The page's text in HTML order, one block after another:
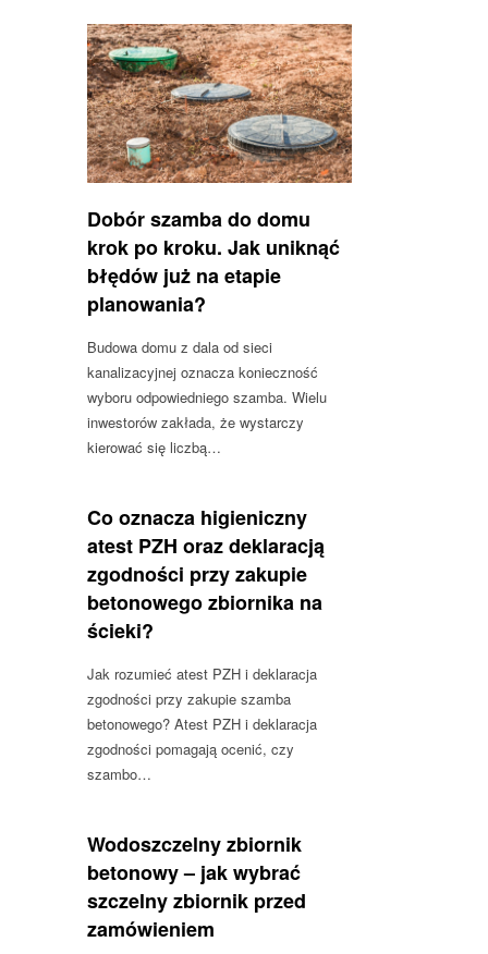
Dobór szamba do domu
krok po kroku. Jak uniknąć
błędów już na etapie
planowania?
Budowa domu z dala od sieci
kanalizacyjnej oznacza konieczność
wyboru odpowiedniego szamba. Wielu
inwestorów zakłada, że wystarczy
kierować się liczbą…
Co oznacza higieniczny
atest PZH oraz deklaracją
zgodności przy zakupie
betonowego zbiornika na
ścieki?
Jak rozumieć atest PZH i deklaracja
zgodności przy zakupie szamba
betonowego? Atest PZH i deklaracja
zgodności pomagają ocenić, czy
szambo…
Wodoszczelny zbiornik
betonowy – jak wybrać
szczelny zbiornik przed
zamówieniem